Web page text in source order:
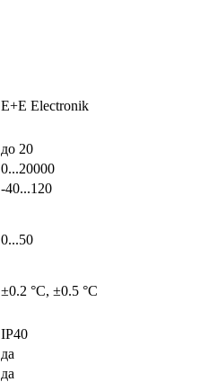
E+E Electronik
до 20
0...20000
-40...120
0...50
±0.2 °C, ±0.5 °C
IP40
да
да